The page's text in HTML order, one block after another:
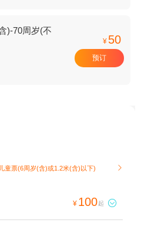
)-70周岁(不
¥ 50
预订
童票(6周岁(含)或1.2米(含)以下) 
¥ 100起 